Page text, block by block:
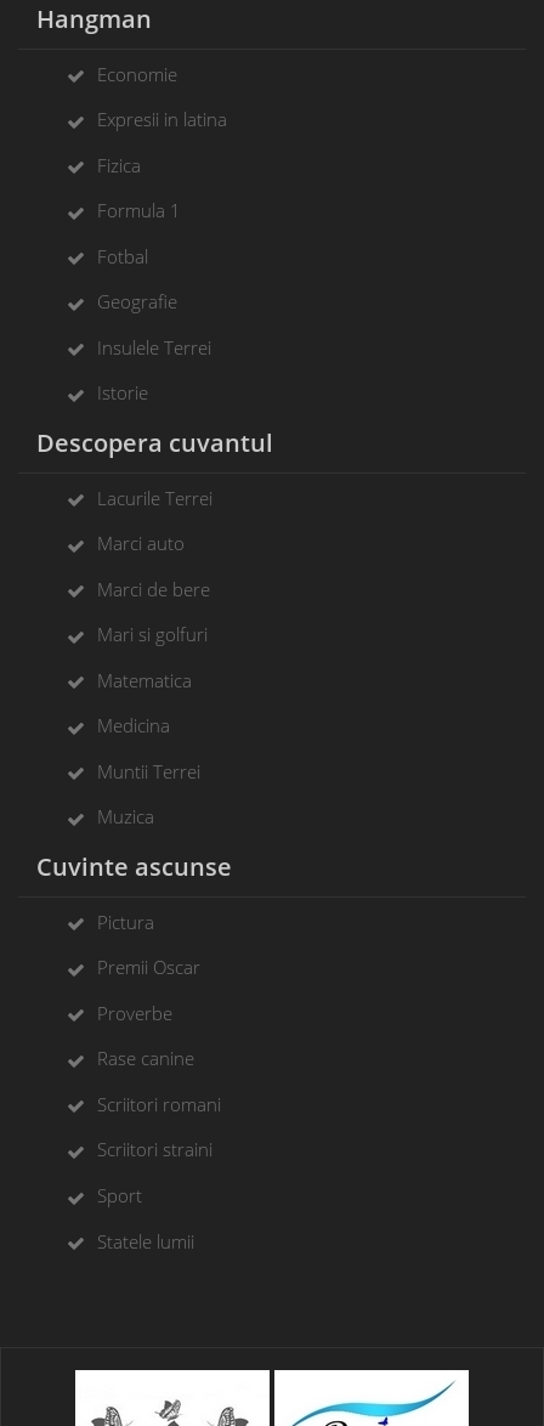
Hangman
Economie
Expresii in latina
Fizica
Formula 1
Fotbal
Geografie
Insulele Terrei
Istorie
Descopera cuvantul
Lacurile Terrei
Marci auto
Marci de bere
Mari si golfuri
Matematica
Medicina
Muntii Terrei
Muzica
Cuvinte ascunse
Pictura
Premii Oscar
Proverbe
Rase canine
Scriitori romani
Scriitori straini
Sport
Statele lumii